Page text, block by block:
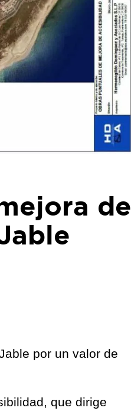
de
por un valor de
que dirige